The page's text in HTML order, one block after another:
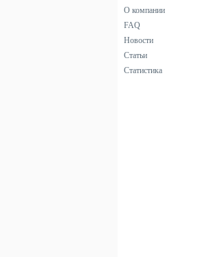
О компании
FAQ
Новости
Статьи
Статистика